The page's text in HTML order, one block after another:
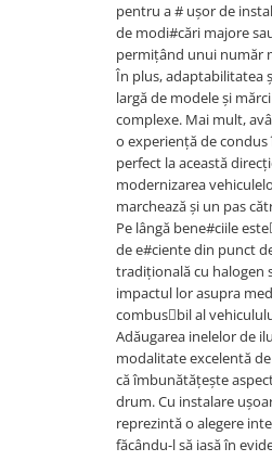
pentru a # ușor de
de modi#cări majore
permițând unui număr
În plus, adaptabilitatea
largă de modele și
complexe. Mai mult,
o experiență de condus
perfect la această
modernizarea
marchează și un pas
Pe lângă bene#ciile
de e#ciente din punct
tradițională cu halogen
impactul lor asupra
combusbil al
Adăugarea inelelor de
modalitate excelentă
că îmbunătățește
drum. Cu instalare
reprezintă o alegere
făcându-l să iasă în